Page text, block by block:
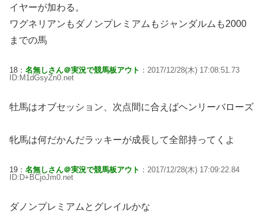
イヤーが加わる。
ワグネリアンもダノンプレミアムもジャンダルムも2000
までの馬
18： 名無しさん＠実況で競馬板アウト ：2017/12/28(木) 17:08:51.73
ID:M1dGsyZn0.net
牡馬はオブセッション、次点間に合えばヘンリーバローズ
牝馬は何だかんだラッキーが成長して全部持ってくよ
19： 名無しさん＠実況で競馬板アウト ：2017/12/28(木) 17:09:22.84
ID:D+BCjoJm0.net
ダノンプレミアムとグレイルかな